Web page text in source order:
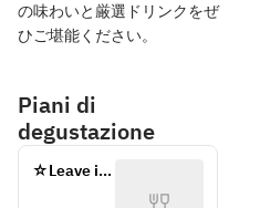
の味わいと厳選ドリンクをぜ
ひご堪能ください。
Piani di
degustazione
☆Leave it